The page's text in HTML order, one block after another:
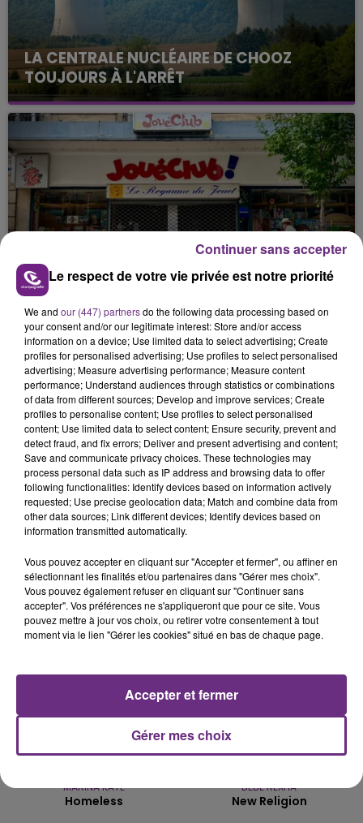
LA CENTRALE NUCLÉAIRE DE CHOOZ
TOUJOURS À L'ARRÊT
Cela fait déjà une semaine que la centrale
nucléaire ardennaise est à l'arrêt. Une situation
justifiée par la sécheresse intense qui est toujours
présente.
LE MAGASIN JOUÉCLUB DE REIMS FERME
SES PORTES
C'était l'une des institutions du centre-ville
rémois. Le magasin JouéClub est contraint de
fermer ses portes.
TITRES DIFFUSÉS
8h30
8h30
THE WEEKND
Blinding Lights
8h27
8h27
TEDDYBEAR
Chaussures Roses
8h24
8h24
MARINA KAYE
Homeless
8h21
8h21
BEBE REXHA
New Religion
Le respect de votre vie privée est notre priorité
We and our (447) partnersdo the following data processing based on
your consent and/or our legitimate interest: Store and/or access
information on a device; Use limited data to select advertising; Create
profiles for personalised advertising; Use profiles to select personalised
advertising; Measure advertising performance; Measure content
performance; Understand audiences through statistics or combinations
of data from different sources; Develop and improve services; Create
profiles to personalise content; Use profiles to select personalised
content; Use limited data to select content; Ensure security, prevent and
detect fraud, and fix errors; Deliver and present advertising and content;
Save and communicate privacy choices. These technologies may
process personal data such as IP address and browsing data to offer
following functionalities: Identify devices based on information actively
requested; Use precise geolocation data; Match and combine data from
other data sources; Link different devices; Identify devices based on
information transmitted automatically.
Vous pouvez accepter en cliquant sur "Accepter et fermer", ou affiner en
sélectionnant les finalités et/ou partenaires dans "Gérer mes choix".
Vous pouvez également refuser en cliquant sur "Continuer sans
accepter". Vos préférences ne s'appliqueront que pour ce site. Vous
pouvez mettre à jour vos choix, ou retirer votre consentement à tout
moment via le lien "Gérer les cookies" situé en bas de chaque page.
Gérer mes choix
Accepter et fermer
Continuer sans accepter